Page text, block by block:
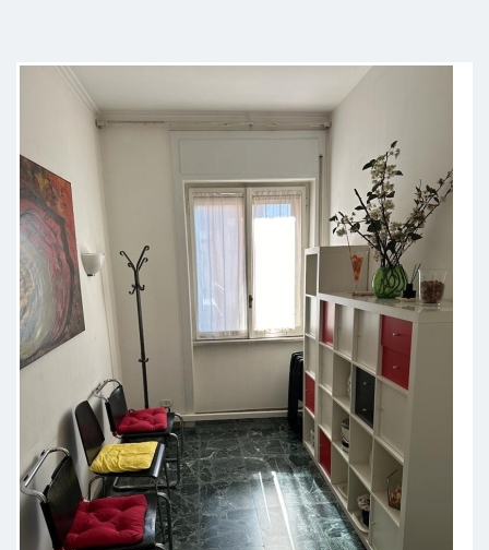
Ho trovato uno psichiatra
preparato, attento e soprattutto
capace di mettere a proprio agio
fin dal primo incontro. Mi sono
sempre sentita ascoltata senza
essere giudicata. Apprezzo molto il
suo approccio: non si limita a
curare i sintomi, ma cerca di
comprendere la persona nel suo
insieme, rispettandone i tempi e le
esigenze. Grazie al percorso
intrapreso con lui ho acquisito